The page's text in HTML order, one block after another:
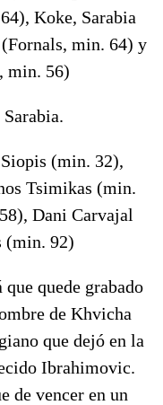
Koke, Sarabia
min. 64) y
min. 56)
(min. 32),
Tsimikas (min.
Dani Carvajal
(min. 92)
que quede grabado
de Khvicha
que dejó en la
Ibrahimovic.
de vencer en un